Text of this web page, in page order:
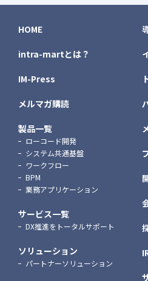
HOME
intra-martとは？
IM-Press
メルマガ購読
製品一覧
ローコード開発
システム共通基盤
ワークフロー
BPM
業務アプリケーション
サービス一覧
DX推進をトータルサポート
ソリューション
パートナーソリューション